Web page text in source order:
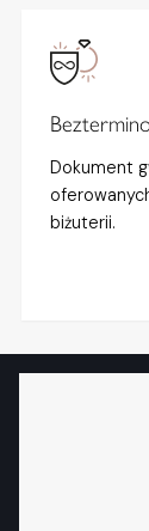
Dokument
biżuterii.